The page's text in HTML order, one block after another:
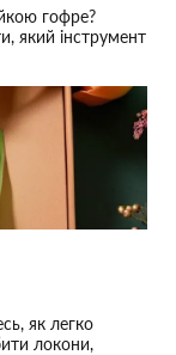
гофре?
який інструмент
як легко
локони,